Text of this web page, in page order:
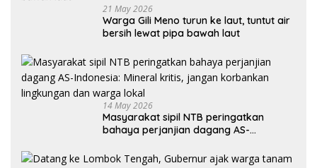
21 May 2026
Warga Gili Meno turun ke laut, tuntut air
bersih lewat pipa bawah laut
14 May 2026
Masyarakat sipil NTB peringatkan
bahaya perjanjian dagang AS-
korbankan lingkungan dan warga lokal